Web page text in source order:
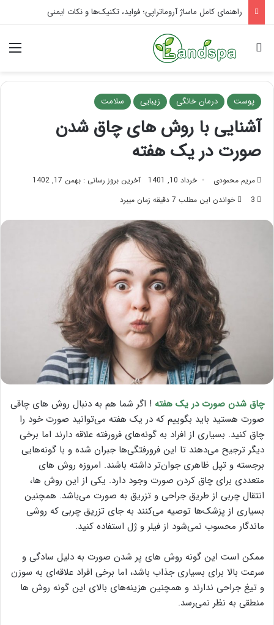
تاثیر ماساژ بر افسردگی؛ با ماساژ درمانی افسردگی را درمان کنید!
جستجو برای
پوست درمان خانگی زیبایی سلامت
آشنایی با روش های چاق شدن
صورت در یک هفته
مریم محمودی خرداد 10, 1401
آخرین بروز رسانی : بهمن 17, 1402
3
خواندن این مطلب 7 دقیقه زمان میبرد
چاق شدن صورت در یک هفته ! اگر شما هم به دنبال روش های چاقی
صورت هستید باید بگوییم که در یک هفته می‌توانید صورت خود را
چاق کنید. بسیاری از افراد به گونه‌های فرورفته علاقه دارند اما برخی
دیگر ترجیح می‌دهند تا این فرورفتگی‌ها جبران شده و با گونه‌هایی
برجسته و تپل ظاهری جوان‌تر داشته باشند. امروزه روش های
متعددی برای چاق کردن صورت وجود دارد. یکی از این روش ها،
انتقال چربی از طریق جراحی و تزریق به صورت می‌باشد. همچنین
بسیاری از پزشک‌ها توصیه می‌کنند به جای تزریق چربی که روشی
ماندگار محسوب نمی‌شود از فیلر و ژل استفاده کنید.
ممکن است این گونه روش های پر شدن صورت به دلیل سادگی و
سرعت بالا برای بسیاری جذاب باشد، اما برخی افراد علاقه‌ای به سوزن
و تیغ جراحی ندارند و همچنین هزینه‌های بالای این گونه روش ها
منطقی به نظر نمی‌رسد.